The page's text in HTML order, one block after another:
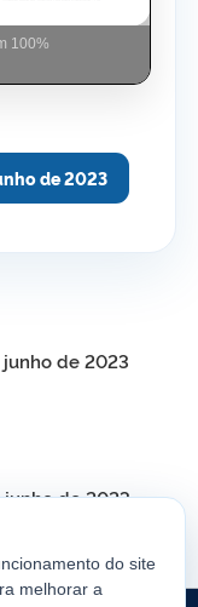
100%
de 2023
junho de 2023
junho de 2023
do site
melhorar a